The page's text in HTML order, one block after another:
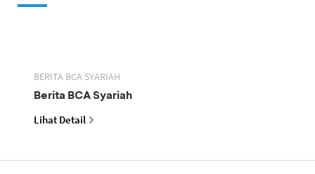
BERITA BCA SYARIAH
Berita BCA Syariah
Lihat Detail